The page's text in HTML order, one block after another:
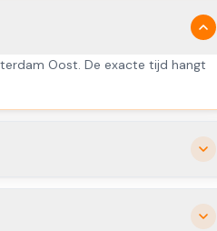
Oost. De exacte tijd hangt